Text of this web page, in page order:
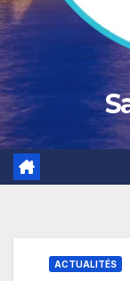
ACTUALITÉS